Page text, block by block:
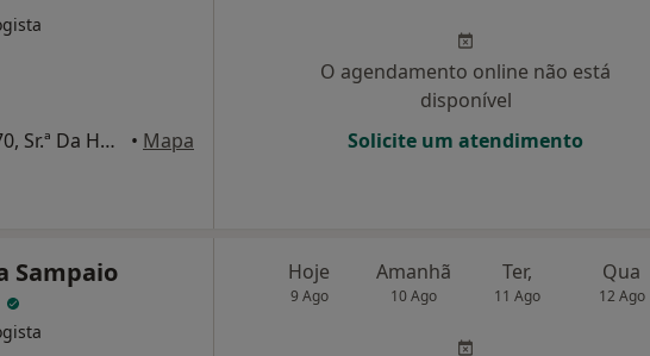
Rua Fonte das Sete Bicas 170, Sr.ª Da Hora • Mapa
O agendamento online não está
disponível
Solicite um atendimento
Sampaio
Hoje
9 Ago
Amanhã
10 Ago
Ter,
11 Ago
Qua
12 Ago